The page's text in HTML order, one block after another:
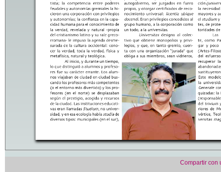
Compartir con